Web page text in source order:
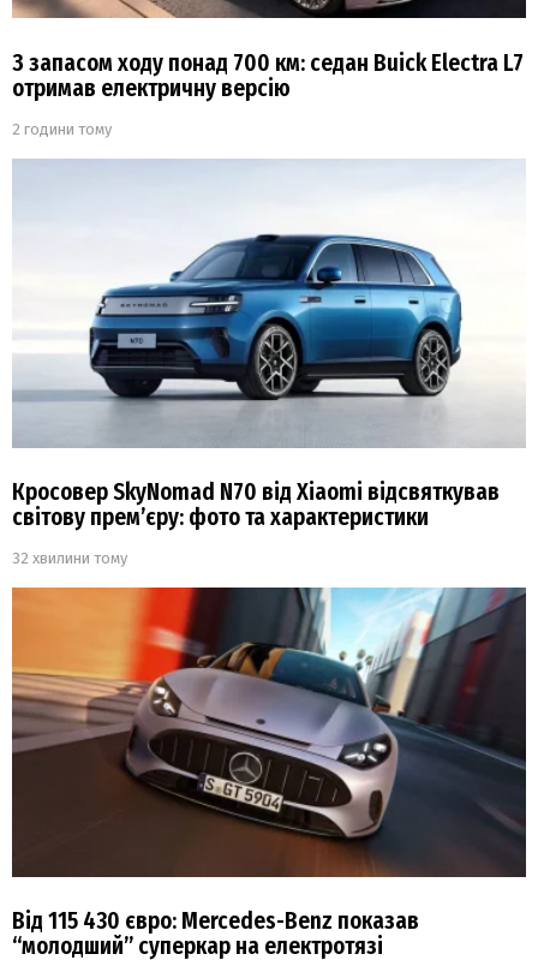
З запасом ходу понад 700 км: седан Buick Electra L7
отримав електричну версію
2 години тому
Кросовер SkyNomad N70 від Xiaomi відсвяткував
світову прем’єру: фото та характеристики
32 хвилини тому
Від 115 430 євро: Mercedes-Benz показав
“молодший” суперкар на електротязі